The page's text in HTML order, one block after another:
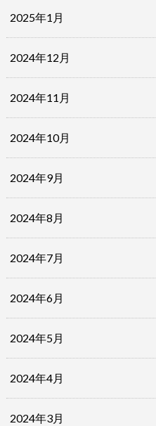
2025年1月
2024年12月
2024年11月
2024年10月
2024年9月
2024年8月
2024年7月
2024年6月
2024年5月
2024年4月
2024年3月